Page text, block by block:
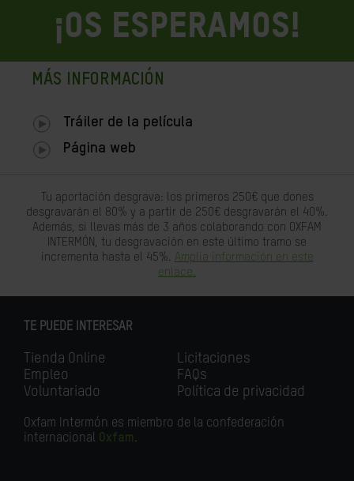
¡OS ESPERAMOS!
MÁS INFORMACIÓN
Tráiler de la película
Página web
Tu aportación desgrava: los primeros 250€ que dones
desgravarán el 80% y a partir de 250€ desgravarán el 40%.
Además, si llevas más de 3 años colaborando con OXFAM
INTERMÓN, tu desgravación en este último tramo se
incrementa hasta el 45%. Amplia información en este
enlace.
TE PUEDE INTERESAR
Tienda Online
Empleo
Voluntariado
Licitaciones
FAQs
Política de privacidad
Oxfam Intermón es miembro de la confederación
internacional Oxfam.